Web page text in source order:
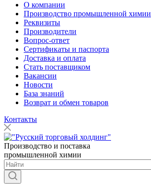
О компании
Производство промышленной химии
Реквизиты
Производители
Вопрос-ответ
Сертификаты и паспорта
Доставка и оплата
Стать поставщиком
Вакансии
Новости
База знаний
Возврат и обмен товаров
Контакты
Производство и поставка
промышленной химии